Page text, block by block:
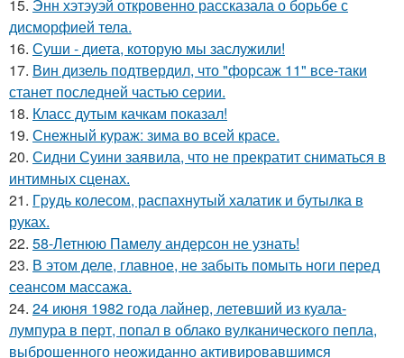
15. Энн хэтэуэй откровенно рассказала о борьбе с
дисморфией тела.
16. Суши - диета, которую мы заслужили!
17. Вин дизель подтвердил, что "форсаж 11" все-таки
станет последней частью серии.
18. Класс дутым качкам показал!
19. Снежный кураж: зима во всей красе.
20. Сидни Суини заявила, что не прекратит сниматься в
интимных сценах.
21. Гpyдь колесом, распахнутый халатик и бутылка в
руках.
22. 58-Летнюю Памелу андерсон не узнать!
23. В этом деле, главное, не забыть помыть ноги перед
сеансом массажа.
24. 24 июня 1982 года лайнер, летевший из куала-
лумпура в перт, попал в облако вулканического пепла,
выброшенного неожиданно активировавшимся